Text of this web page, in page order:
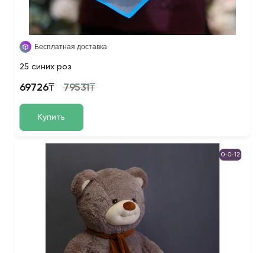
Бесплатная доставка
25 синих роз
69726₸ 79531₸
Купить
0-0-12